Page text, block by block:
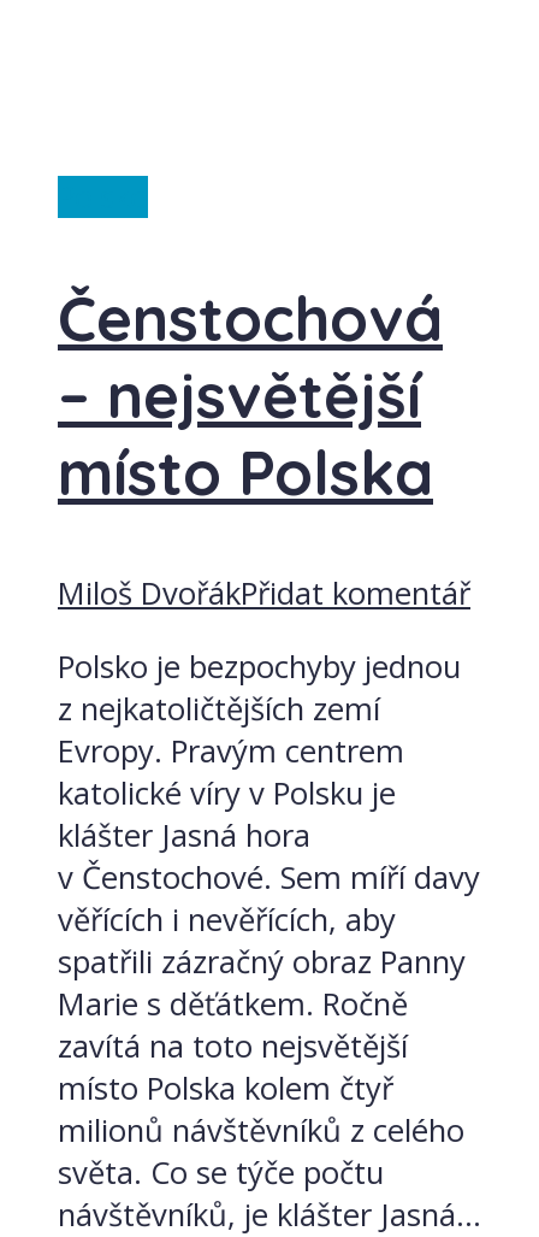
Čenstochová
– nejsvětější
místo Polska
Miloš DvořákPřidat komentář
Polsko je bezpochyby jednou
z nejkatoličtějších zemí
Evropy. Pravým centrem
katolické víry v Polsku je
klášter Jasná hora
v Čenstochové. Sem míří davy
věřících i nevěřících, aby
spatřili zázračný obraz Panny
Marie s děťátkem. Ročně
zavítá na toto nejsvětější
místo Polska kolem čtyř
milionů návštěvníků z celého
světa. Co se týče počtu
návštěvníků, je klášter Jasná...